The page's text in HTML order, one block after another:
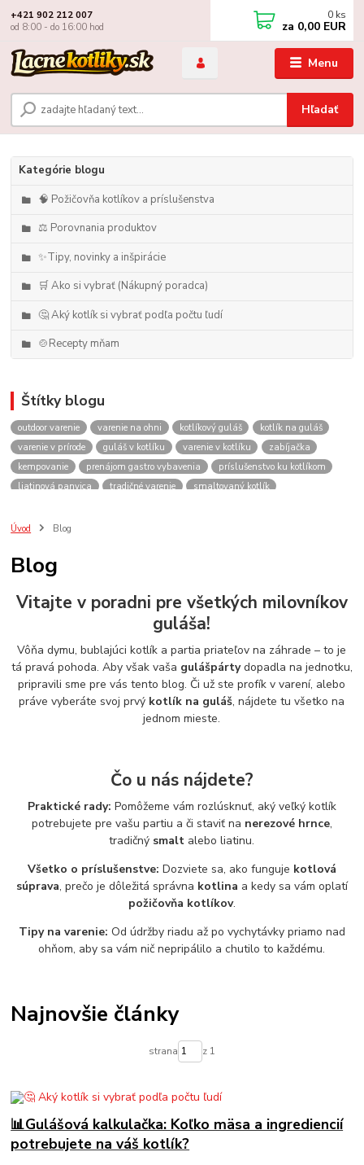
Menu
Hľadať
+421 902 212 007
od 8:00 - do 16:00 hod
0 ks
za 0,00 EUR
Kategórie blogu
🧠 Požičovňa kotlíkov a príslušenstva
⚖️ Porovnania produktov
✨Tipy, novinky a inšpirácie
🛒 Ako si vybrať (Nákupný poradca)
🤔 Aký kotlík si vybrať podľa počtu ľudí
🍲Recepty mňam
Štítky blogu
outdoor varenie varenie na ohni kotlíkový guláš
kotlík na guláš
varenie v prírode
guláš v kotlíku varenie v kotlíku
zabíjačka
kempovanie
prenájom gastro vybavenia
príslušenstvo ku kotlíkom
liatinová panvica
tradičné varenie
smaltovaný kotlík
akcie
spoločenské akcie
rental
varenie gulášu
požičovňa hrncov nerezový hrniec 30l
oslava
výber kotlíka
Úvod Blog
Blog
Vitajte v poradni pre všetkých milovníkov
guláša!
Vôňa dymu, bublajúci kotlík a partia priateľov na záhrade – to je
tá pravá pohoda. Aby však vaša gulášpártydopadla na jednotku,
pripravili sme pre vás tento blog. Či už ste profík v varení, alebo
práve vyberáte svoj prvý kotlík na guláš, nájdete tu všetko na
jednom mieste.
Čo u nás nájdete?
Praktické rady: Pomôžeme vám rozlúsknuť, aký veľký kotlík
potrebujete pre vašu partiu a či staviť na nerezové hrnce,
tradičný smalt alebo liatinu.
Všetko o príslušenstve: Dozviete sa, ako funguje kotlová
súprava, prečo je dôležitá správna kotlina a kedy sa vám oplatí
požičovňa kotlíkov.
Tipy na varenie: Od údržby riadu až po vychytávky priamo nad
ohňom, aby sa vám nič nepripálilo a chutilo to každému.
Najnovšie články
strana z 1
📊Gulášová kalkulačka: Koľko mäsa a ingrediencií
potrebujete na váš kotlík?